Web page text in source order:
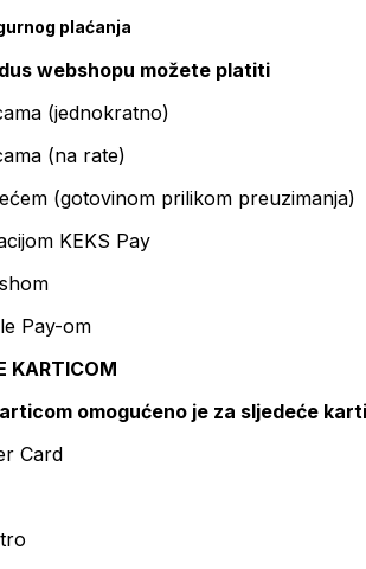
plaćanja
webshopu možete platiti
(jednokratno)
(na rate)
(gotovinom prilikom preuzimanja)
KEKS Pay
Pay-om
KARTICOM
omogućeno je za sljedeće
Card